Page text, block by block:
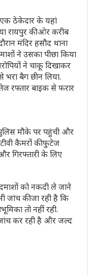
एक ठेकेदार के यहां
रायपुर की ओर करीब
मंदिर हसौद थाना
ने उसका पीछा किया
ने चाकू दिखाकर
बैग छीन लिया.
रफ्तार बाइक से फरार
पुलिस मौके पर पहुंची और
कैमरों की फुटेज
गिरफ्तारी के लिए
को नकदी ले जाने
जांच की जा रही है कि
तो नहीं रही.
कर रही है और जल्द